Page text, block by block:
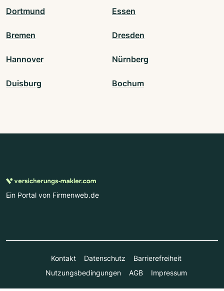
Dortmund Essen
Bremen Dresden
Hannover Nürnberg
Duisburg Bochum
Ein Portal von Firmenweb.de
Kontakt Datenschutz
Barrierefreiheit
Nutzungsbedingungen
AGB Impressum